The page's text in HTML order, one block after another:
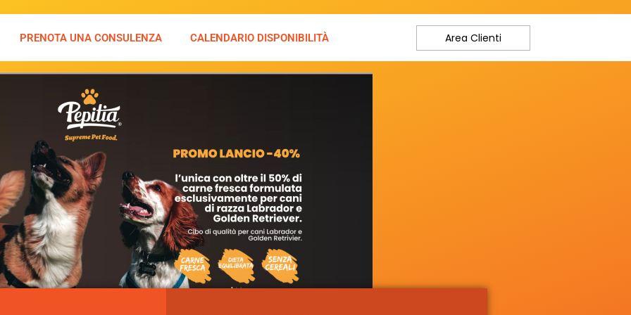
PRENOTA UNA CONSULENZA CALENDARIO DISPONIBILITÀ Area Clienti